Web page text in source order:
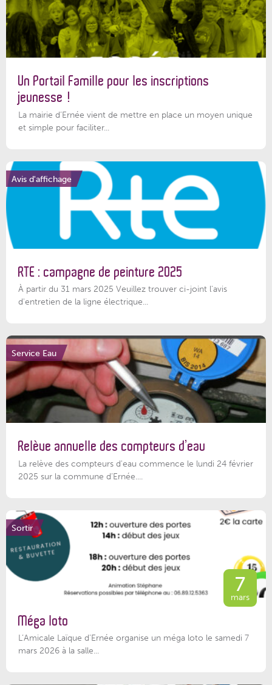
Un Portail Famille pour les inscriptions
jeunesse !
La mairie d’Ernée vient de mettre en place un moyen unique
et simple pour faciliter...
Avis d'affichage
RTE : campagne de peinture 2025
À partir du 31 mars 2025 Veuillez trouver ci-joint l'avis
d'entretien de la ligne électrique...
Service Eau
Relève annuelle des compteurs d’eau
La relève des compteurs d'eau commence le lundi 24 février
2025 sur la commune d’Ernée....
Sortir
7
mars
Méga loto
L’Amicale Laïque d’Ernée organise un méga loto le samedi 7
mars 2026 à la salle...